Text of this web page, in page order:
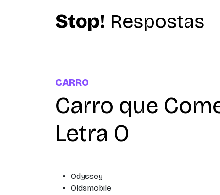
Stop! Respostas
CARRO
Carro que
Letra O
Odyssey
Oldsmobile